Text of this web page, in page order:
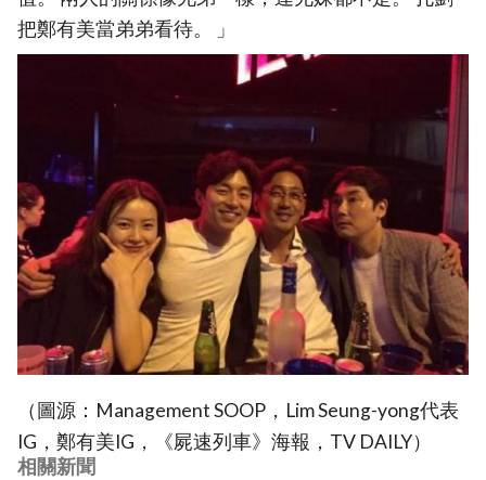
把鄭有美當弟弟看待。 」
（圖源：Management SOOP，Lim Seung-yong代表
IG，鄭有美IG，《屍速列車》海報，TV DAILY）
相關新聞